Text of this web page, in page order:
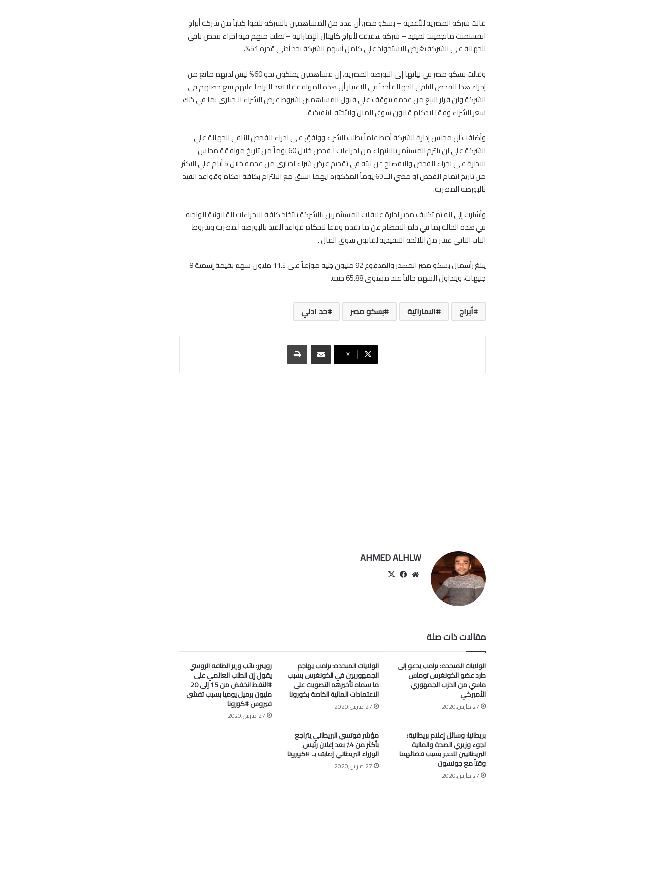
قالت شركة المصرية للأغذية – بسكو مصر، أن عدد من المساهمين بالشركة تلقوا كتاباً من شركة أبراج
انفستمنت مانجمينت لميتيد – شركة شقيقة لأبراج كابيتال الإماراتية – تطلب منهم فيه اجراء فحص نافي
للجهالة علي الشركة بغرض الاستحواذ علي كامل أسهم الشركة بحد أدني قدره 51%.
وقالت بسكو مصر في بيانها إلى البورصة المصرية، إن مساهمين يملكون نحو 60% ليس لديهم مانع من
إجراء هذا الفحص النافي للجهالة أخذاً في الاعتبار أن هذه الموافقة لا تعد التزاما عليهم ببيع حصتهم في
الشركة وان قرار البيع من عدمه يتوقف علي قبول المساهمين لشروط عرض الشراء الاجباري بما في ذلك
سعر الشراء وفقا لاحكام قانون سوق المال ولائحته التنفيذية.
وأضافت أن مجلس إدارة الشركة أحيط علماً بطلب الشراء ووافق علي اجراء الفحص النافي للجهالة علي
الشركة علي ان يلتزم المستثمر بالانتهاء من اجراءات الفحص خلال 60 يوماً من تاريخ موافقة مجلس
الادارة علي اجراء الفحص والافصاح عن نيته في تقديم عرض شراء اجباري من عدمه خلال 5 أيام علي الاكثر
من تاريخ اتمام الفحص او مضي الــ 60 يوماً المذكوره ايهما اسبق مع الالتزام بكافة احكام وقواعد القيد
بالبورصه المصرية.
وأشارت إلى انه تم تكليف مدير ادارة علاقات المستثمرين بالشركة باتخاذ كافة الاجراءات القانونية الواجبه
في هذه الحالة بما في ذلم الافصاح عن ما تقدم وفقا لاحكام قواعد القيد بالبورصة المصرية وشروط
الباب الثاني عشر من اللائحة التنفيذية لقانون سوق المال .
يبلغ رأسمال بسكو مصر المصدر والمدفوع 92 مليون جنيه موزعاً على 11.5 مليون سهم بقيمة إسمية 8
جنيهات، ويتداول السهم حالياً عند مستوى 65.88 جنيه.
أبراج الاماراتية بسكو مصر حد ادني
‫X
مشاركة عبر البريد طباعة
AHMED ALHLW
موقعفيسبوك
مقالات ذات صلة
الولايات المتحدة: ترامب يدعو إلى
طرد عضو الكونغرس توماس
ماسي من الحزب الجمهوري
الأميركي
27 مارس,2020
الولايات المتحدة: ترامب يهاجم
الجمهوريين في الكونغرس بسبب
ما سماه تأخيرهم التصويت على
الاعتمادات المالية الخاصة بكورونا
27 مارس,2020
رويترز: نائب وزير الطاقة الروسي
يقول إن الطلب العالمي على
#النفط انخفض من 15 إلى 20
مليون برميل يوميا بسبب تفشي
فيروس #كورونا
27 مارس,2020
بريطانيا: وسائل إعلام بريطانية:
لجوء وزيري الصحة والمالية
البريطانيين للحجر بسبب قضائهما
وقتاً مع جونسون
27 مارس,2020
مؤشر فوتسي البريطاني يتراجع
بأكثر من 4٪ بعد إعلان رئيس
الوزراء البريطاني إصابته بـ ⁧ #كورونا⁩
27 مارس,2020